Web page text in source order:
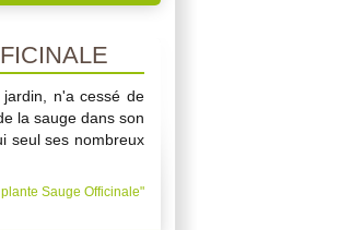
jardin, n'a cessé de
la sauge dans son
seul ses nombreux
Sauge Officinale"